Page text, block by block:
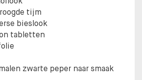
tijm
bieslook
tabletten
zwarte peper naar smaak